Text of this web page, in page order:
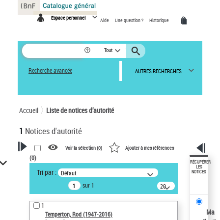
Espace personnel Aide Une question ? Historique
Tout
Recherche avancée AUTRES RECHERCHES
Accueil Liste de notices d’autorité
1 Notices d'autorité
VOTRE RECHERCHE
Recherche avancée dans les
notices d’autorité
Œuvres liées à l'auteur :
Temperton, Rod (1947-2016)
Voir la sélection (0) Ajouter à mes références
(0)
Tri par : Défaut
sur 1
20
résultats/page
1
Temperton, Rod (1947-2016)
RÉCUPÉRER
LES
NOTICES
Ma
Panneau de gestion des cookies